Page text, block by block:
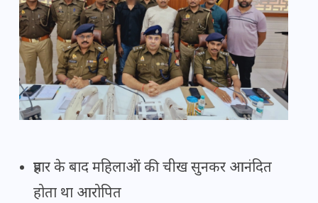
प्रहार के बाद महिलाओं की चीख सुनकर आनंदित
होता था आरोपित